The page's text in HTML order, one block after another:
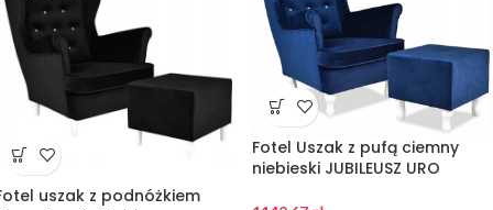
uszak z podnóżkiem
Fotel Uszak z pufą ciemny
niebieski JUBILEUSZ URO